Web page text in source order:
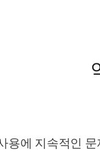
용에 지속적인